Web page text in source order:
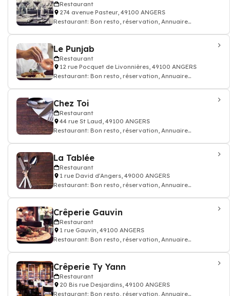
Restaurant
274 avenue Pasteur, 49100 ANGERS
Restaurant: Bon resto, réservation, Annuaire
Le Punjab
Restaurant
12 rue Pocquet de Livonnières, 49100 ANGERS
Restaurant: Bon resto, réservation, Annuaire
Chez Toi
Restaurant
44 rue St Laud, 49100 ANGERS
Restaurant: Bon resto, réservation, Annuaire
La Tablée
Restaurant
1 rue David d'Angers, 49000 ANGERS
Restaurant: Bon resto, réservation, Annuaire
Crêperie Gauvin
Restaurant
1 rue Gauvin, 49100 ANGERS
Restaurant: Bon resto, réservation, Annuaire
Crêperie Ty Yann
Restaurant
20 Bis rue Desjardins, 49100 ANGERS
Restaurant: Bon resto, réservation, Annuaire